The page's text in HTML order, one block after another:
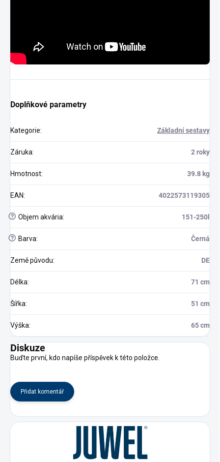
Doplňkové parametry
Kategorie: Základní sestavy
Záruka: 2 roky
Hmotnost: 39.8 kg
EAN: 4022573119305
? Objem akvária: 151-250l
? Barva: Černá
Země původu: DE
Délka: 71 cm
Šířka: 51 cm
Výška: 65 cm
Diskuze
Buďte první, kdo napíše příspěvek k této položce.
Přidat komentář